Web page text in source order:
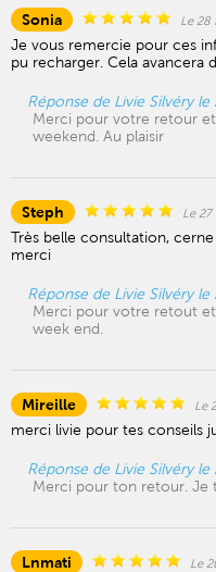
Sonia Le 28
Je vous remercie pour ces
pu recharger. Cela avancera
Réponse de Livie Silvéry
Merci pour votre retour
weekend. Au plaisir
Steph Le
Très belle consultation,
merci
Réponse de Livie Silvéry
Merci pour votre retout et
week end.
Mireille Le
merci livie pour tes conseils
Réponse de Livie Silvéry
Merci pour ton retour. Je
Lnmati Le